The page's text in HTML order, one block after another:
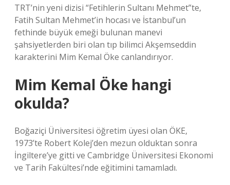
TRT’nin yeni dizisi “Fetihlerin Sultanı Mehmet”te,
Fatih Sultan Mehmet’in hocası ve İstanbul’un
fethinde büyük emeği bulunan manevi
şahsiyetlerden biri olan tıp bilimci Akşemseddin
karakterini Mim Kemal Öke canlandırıyor.
Mim Kemal Öke hangi
okulda?
Boğaziçi Üniversitesi öğretim üyesi olan ÖKE,
1973’te Robert Kolej’den mezun olduktan sonra
İngiltere’ye gitti ve Cambridge Üniversitesi Ekonomi
ve Tarih Fakültesi’nde eğitimini tamamladı.